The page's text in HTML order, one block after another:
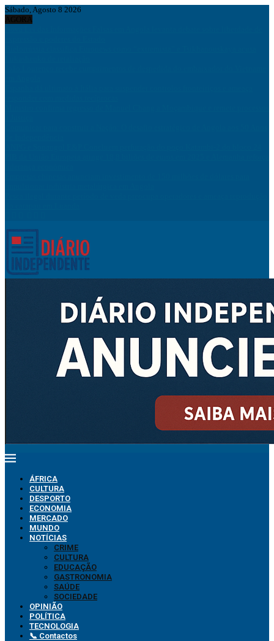
Sábado, Agosto 8 2026
ÁFRICA
CULTURA
DESPORTO
ECONOMIA
MERCADO
MUNDO
NOTÍCIAS
CRIME
CULTURA
EDUCAÇÃO
GASTRONOMIA
SAÚDE
SOCIEDADE
OPINIÃO
POLÍTICA
TECNOLOGIA
📞 Contactos